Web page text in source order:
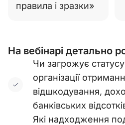
правила і зразки»
На вебінарі детально
Чи загрожує
організації
відшкодування,
банківських
Які надходження